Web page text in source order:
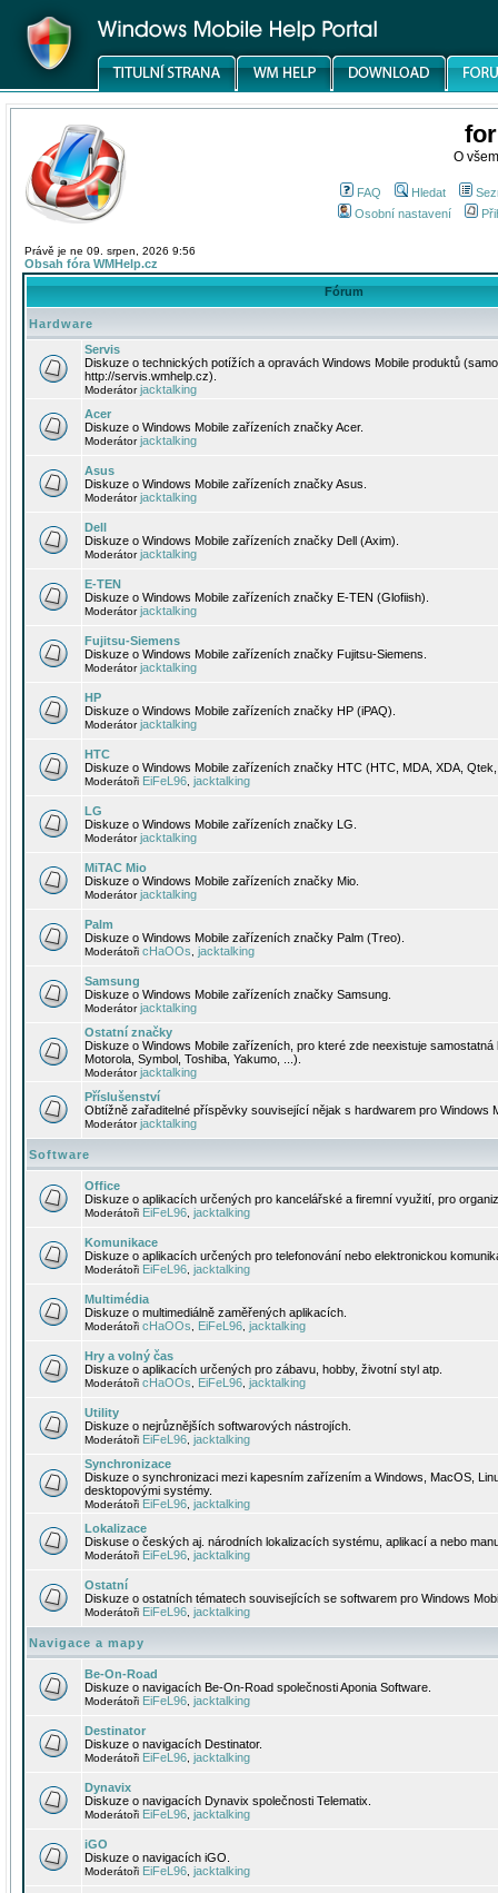
O
FAQ Hledat
Osobní nastavení
Právě je ne 09. srpen, 2026 9:56
Obsah fóra WMHelp.cz
Fórum
Hardware
Servis
Diskuze o technických potížích a opravách Windows Mobile produktů
http://servis.wmhelp.cz).
Moderátorjacktalking
Acer
Diskuze o Windows Mobile zařízeních značky Acer.
Moderátorjacktalking
Asus
Diskuze o Windows Mobile zařízeních značky Asus.
Moderátorjacktalking
Dell
Diskuze o Windows Mobile zařízeních značky Dell (Axim).
Moderátorjacktalking
E-TEN
Diskuze o Windows Mobile zařízeních značky E-TEN (Glofiish).
Moderátorjacktalking
Fujitsu-Siemens
Diskuze o Windows Mobile zařízeních značky Fujitsu-Siemens.
Moderátorjacktalking
HP
Diskuze o Windows Mobile zařízeních značky HP (iPAQ).
Moderátorjacktalking
HTC
Diskuze o Windows Mobile zařízeních značky HTC (HTC, MDA, XDA,
Moderátoři EiFeL96 jacktalking
LG
Diskuze o Windows Mobile zařízeních značky LG.
Moderátorjacktalking
MiTAC Mio
Diskuze o Windows Mobile zařízeních značky Mio.
Moderátorjacktalking
Palm
Diskuze o Windows Mobile zařízeních značky Palm (Treo).
Moderátoři cHaOOs jacktalking
Samsung
Diskuze o Windows Mobile zařízeních značky Samsung.
Moderátorjacktalking
Ostatní značky
Diskuze o Windows Mobile zařízeních, pro které zde neexistuje
Motorola, Symbol, Toshiba, Yakumo, ...).
Moderátorjacktalking
Příslušenství
Obtížně zařaditelné příspěvky související nějak s hardwarem pro Windows
Moderátorjacktalking
Software
Office
Diskuze o aplikacích určených pro kancelářské a firemní využití, pro
Moderátoři EiFeL96 jacktalking
Komunikace
Diskuze o aplikacích určených pro telefonování nebo elektronickou
Moderátoři EiFeL96 jacktalking
Multimédia
Diskuze o multimediálně zaměřených aplikacích.
Moderátoři cHaOOs EiFeL96 jacktalking
Hry a volný čas
Diskuze o aplikacích určených pro zábavu, hobby, životní styl atp.
Moderátoři cHaOOs EiFeL96 jacktalking
Utility
Diskuze o nejrůznějších softwarových nástrojích.
Moderátoři EiFeL96 jacktalking
Synchronizace
Diskuze o synchronizaci mezi kapesním zařízením a Windows, MacOS,
desktopovými systémy.
Moderátoři EiFeL96 jacktalking
Lokalizace
Diskuse o českých aj. národních lokalizacích systému, aplikací a nebo
Moderátoři EiFeL96 jacktalking
Ostatní
Diskuze o ostatních tématech souvisejících se softwarem pro Windows
Moderátoři EiFeL96 jacktalking
Navigace a mapy
Be-On-Road
Diskuze o navigacích Be-On-Road společnosti Aponia Software.
Moderátoři EiFeL96 jacktalking
Destinator
Diskuze o navigacích Destinator.
Moderátoři EiFeL96 jacktalking
Dynavix
Diskuze o navigacích Dynavix společnosti Telematix.
Moderátoři EiFeL96 jacktalking
iGO
Diskuze o navigacích iGO.
Moderátoři EiFeL96 jacktalking